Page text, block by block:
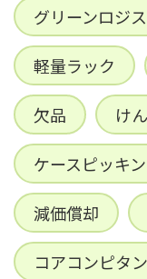
グリーンロジ
軽量ラック
欠品 け
ケースピッキ
減価償却
コアコンピタ